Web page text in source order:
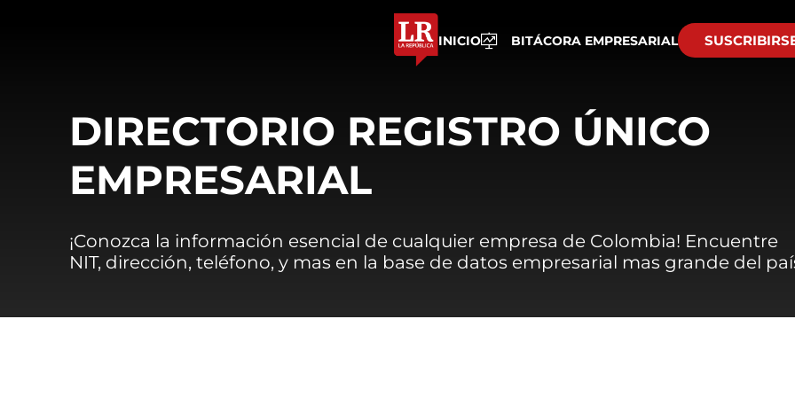
INICIO BITÁCORA EMPRESARIAL
DIRECTORIO REGISTRO ÚNICO
EMPRESARIAL
¡Conozca la información esencial de cualquier empresa de Colombia! Encuentre
NIT, dirección, teléfono, y mas en la base de datos empresarial mas grande del